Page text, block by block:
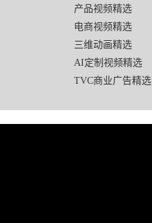
产品视频精选
电商视频精选
三维动画精选
AI定制视频精选
TVC商业广告精选